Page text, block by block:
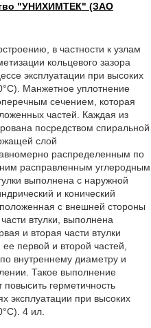
"УНИХИМТЕК" (ЗАО
в частности к узлам
кольцевого зазора
эксплуатации при высоких
Манжетное уплотнение
сечением, которая
частей. Каждая из
посредством спиральной
слой
распределенным по
расправленным углеродным
выполнена с наружной
и конический
с внешней стороны
втулки, выполнена
и вторая части втулки
первой и второй частей,
внутреннему диаметру и
Такое выполнение
герметичность
эксплуатации при высоких
4 ил.